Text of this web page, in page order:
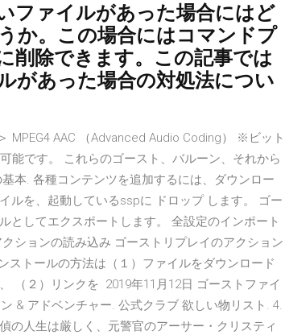
ファイルがあった場合にはど
か。この場合にはコマンドプ
削除できます。この記事では
があった場合の対処法につい
MPEG4 AAC （Advanced Audio Coding） ※ビット
能です。 これらのゴースト、バルーン、それから
本. 各種コンテンツを追加するには、ダウンロー
ルを、起動しているsspに ドロップ します。 ゴー
としてエクスポートします。 全設定のインポート
ションの読み込み ゴーストリプレイのアクション
ストールの方法は（１）ファイルをダウンロード
（２）リンクを 2019年11月12日 ゴーストファイ
& アドベンチャー. 公式クラブ 欲しい物リスト. 4.
の人生は厳しく、元警官のアーサー・クリスティ